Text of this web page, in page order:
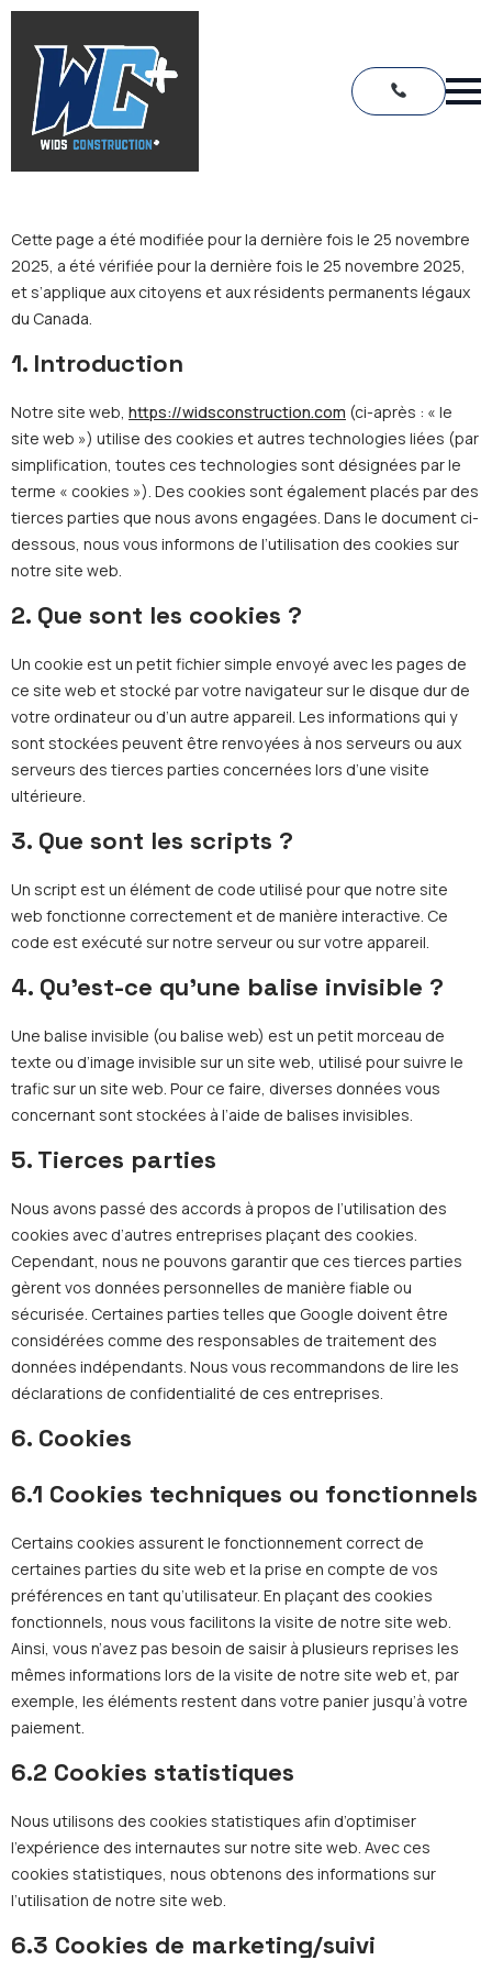
Cette page a été modifiée pour la dernière fois le 25 novembre
2025, a été vérifiée pour la dernière fois le 25 novembre 2025,
et s’applique aux citoyens et aux résidents permanents légaux
du Canada.
1. Introduction
Notre site web, https://widsconstruction.com (ci-après : « le
site web ») utilise des cookies et autres technologies liées (par
simplification, toutes ces technologies sont désignées par le
terme « cookies »). Des cookies sont également placés par des
tierces parties que nous avons engagées. Dans le document ci-
dessous, nous vous informons de l’utilisation des cookies sur
notre site web.
2. Que sont les cookies ?
Un cookie est un petit fichier simple envoyé avec les pages de
ce site web et stocké par votre navigateur sur le disque dur de
votre ordinateur ou d’un autre appareil. Les informations qui y
sont stockées peuvent être renvoyées à nos serveurs ou aux
serveurs des tierces parties concernées lors d’une visite
ultérieure.
3. Que sont les scripts ?
Un script est un élément de code utilisé pour que notre site
web fonctionne correctement et de manière interactive. Ce
code est exécuté sur notre serveur ou sur votre appareil.
4. Qu’est-ce qu’une balise invisible ?
Une balise invisible (ou balise web) est un petit morceau de
texte ou d’image invisible sur un site web, utilisé pour suivre le
trafic sur un site web. Pour ce faire, diverses données vous
concernant sont stockées à l’aide de balises invisibles.
5. Tierces parties
Nous avons passé des accords à propos de l’utilisation des
cookies avec d’autres entreprises plaçant des cookies.
Cependant, nous ne pouvons garantir que ces tierces parties
gèrent vos données personnelles de manière fiable ou
sécurisée. Certaines parties telles que Google doivent être
considérées comme des responsables de traitement des
données indépendants. Nous vous recommandons de lire les
déclarations de confidentialité de ces entreprises.
6. Cookies
6.1 Cookies techniques ou fonctionnels
Certains cookies assurent le fonctionnement correct de
certaines parties du site web et la prise en compte de vos
préférences en tant qu’utilisateur. En plaçant des cookies
fonctionnels, nous vous facilitons la visite de notre site web.
Ainsi, vous n’avez pas besoin de saisir à plusieurs reprises les
mêmes informations lors de la visite de notre site web et, par
exemple, les éléments restent dans votre panier jusqu’à votre
paiement.
6.2 Cookies statistiques
Nous utilisons des cookies statistiques afin d’optimiser
l’expérience des internautes sur notre site web. Avec ces
cookies statistiques, nous obtenons des informations sur
l’utilisation de notre site web.
6.3 Cookies de marketing/suivi